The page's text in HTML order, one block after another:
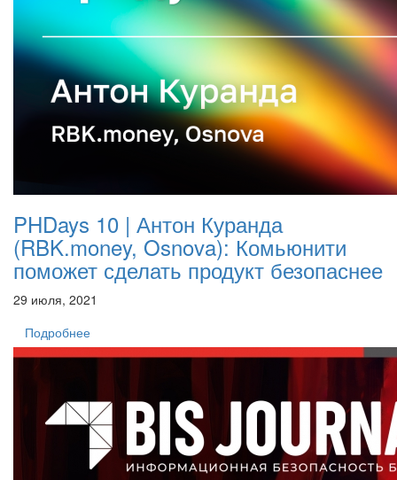
PHDays 10 | Антон Куранда
(RBK.money, Osnova): Комьюнити
поможет сделать продукт безопаснее
29 июля, 2021
Подробнее